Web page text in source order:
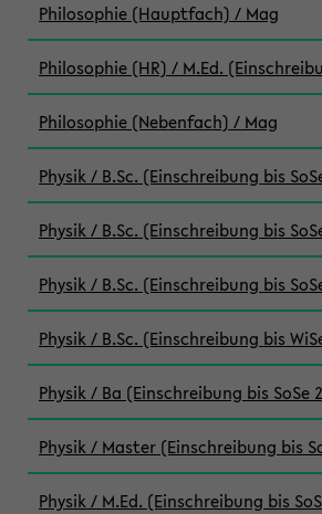
Philosophie (Hauptfach) / Mag
Philosophie (HR) / M.Ed.
Philosophie (Nebenfach) / Mag
Physik / B.Sc. (Einschreibung bis
Physik / B.Sc. (Einschreibung bis
Physik / B.Sc. (Einschreibung bis
Physik / B.Sc. (Einschreibung bis
Physik / Ba (Einschreibung bis SoSe
Physik / Master (Einschreibung bis
Physik / M.Ed. (Einschreibung bis